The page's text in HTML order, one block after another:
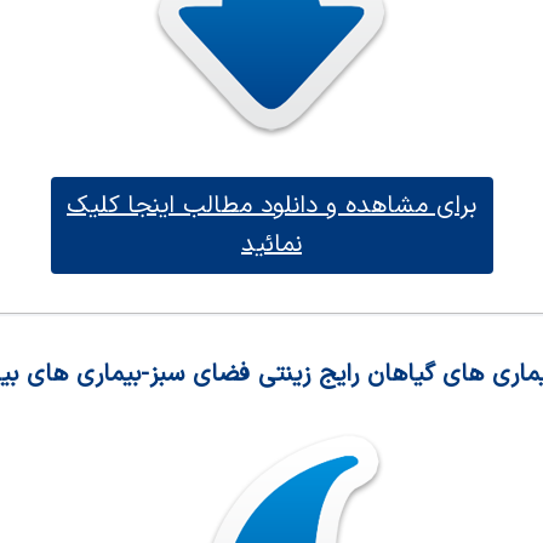
برای مشاهده و دانلود مطالب اینجا کلیک
نمائید
های گیاهان رایج زینتی فضای سبز-بیماری های